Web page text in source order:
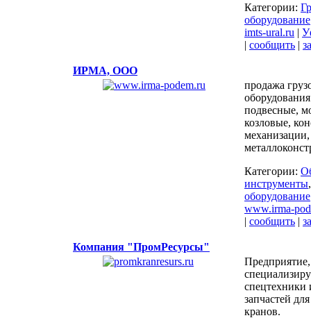
Категории:
оборудование
imts-ural.ru |
| сообщить |
ИРМА, ООО
продажа
подвесные,
козловые,
Категории:
инструменты
оборудование
www.irma-
| сообщить |
Компания "ПромРесурсы"
Предприятие,
спецтехники
запчастей
кранов.